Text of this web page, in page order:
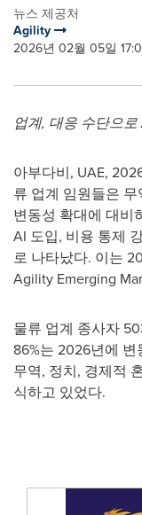
뉴스 제공처
Agility
2026년 02월 05일
업계, 대응 수단으
아부다비, UAE,
류 업계 임원들은
변동성 확대에 대비
AI 도입, 비용 통제
로 나타났다. 이는
Agility Emerging
물류 업계 종사자
86%는 2026년에
무역, 정치, 경제적
식하고 있었다.